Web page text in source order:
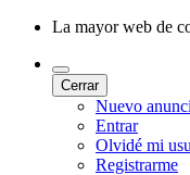
La mayor web de
Cerrar
Nuevo
Entrar
Olvidé mi
Registrarme